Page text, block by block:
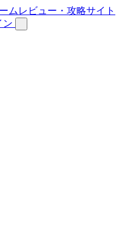
ン